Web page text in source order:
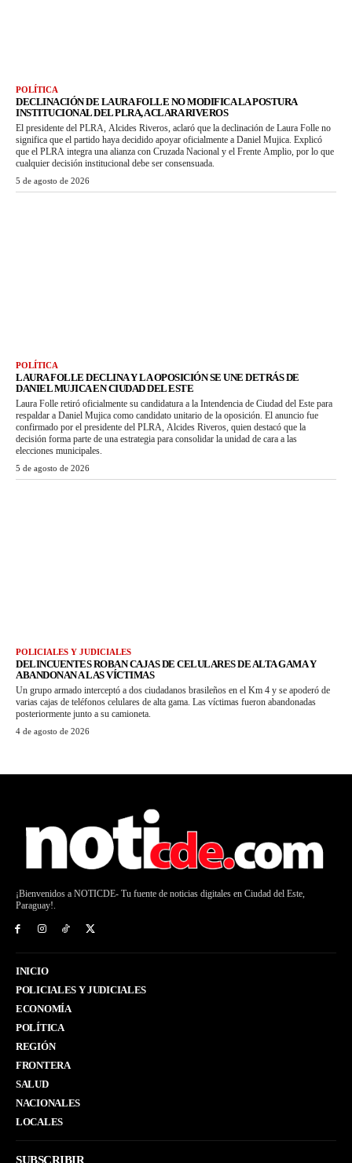
POLÍTICA
DECLINACIÓN DE LAURA FOLLE NO MODIFICA LA POSTURA
INSTITUCIONAL DEL PLRA, ACLARA RIVEROS
El presidente del PLRA, Alcides Riveros, aclaró que la declinación de Laura Folle no
significa que el partido haya decidido apoyar oficialmente a Daniel Mujica. Explicó
que el PLRA integra una alianza con Cruzada Nacional y el Frente Amplio, por lo que
cualquier decisión institucional debe ser consensuada.
5 de agosto de 2026
POLÍTICA
LAURA FOLLE DECLINA Y LA OPOSICIÓN SE UNE DETRÁS DE
DANIEL MUJICA EN CIUDAD DEL ESTE
Laura Folle retiró oficialmente su candidatura a la Intendencia de Ciudad del Este para
respaldar a Daniel Mujica como candidato unitario de la oposición. El anuncio fue
confirmado por el presidente del PLRA, Alcides Riveros, quien destacó que la
decisión forma parte de una estrategia para consolidar la unidad de cara a las
elecciones municipales.
5 de agosto de 2026
POLICIALES Y JUDICIALES
DELINCUENTES ROBAN CAJAS DE CELULARES DE ALTA GAMA Y
ABANDONAN A LAS VÍCTIMAS
Un grupo armado interceptó a dos ciudadanos brasileños en el Km 4 y se apoderó de
varias cajas de teléfonos celulares de alta gama. Las víctimas fueron abandonadas
posteriormente junto a su camioneta.
4 de agosto de 2026
¡Bienvenidos a NOTICDE- Tu fuente de noticias digitales en Ciudad del Este,
Paraguay!.
INICIO
POLICIALES Y JUDICIALES
ECONOMÍA
POLÍTICA
REGIÓN
FRONTERA
SALUD
NACIONALES
LOCALES
SUBSCRIBIR